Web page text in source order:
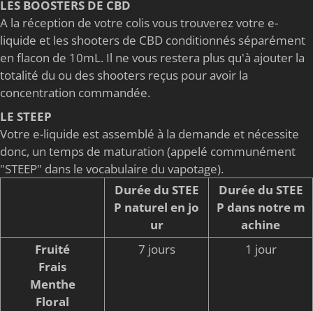
LES BOOSTERS DE CBD
A la réception de votre colis vous trouverez votre e-
liquide et les shooters de CBD conditionnés séparément
en flacon de 10mL. Il ne vous restera plus qu'à ajouter la
totalité du ou des shooters reçus pour avoir la
concentration commandée.
LE STEEP
Votre e-liquide est assemblé à la demande et nécessite
donc, un temps de maturation (appelé communément
"STEEP" dans le vocabulaire du vapotage).
Durée du STEE
P naturel en jo
ur
Durée du STEE
P dans notre m
achine
Fruité
Frais
Menthe
Floral
7 jours 1 jour